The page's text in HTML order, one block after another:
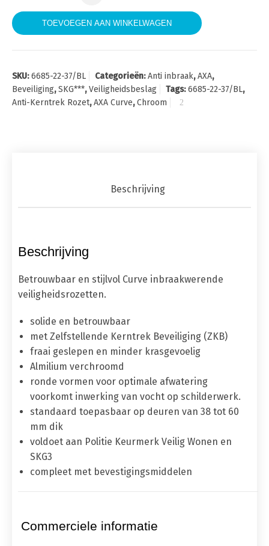
TOEVOEGEN AAN WINKELWAGEN
SKU:6685-22-37/BL Categorieën:Anti inbraak,AXA,
Beveiliging,SKG***,Veiligheidsbeslag Tags:6685-22-37/BL,
Anti-Kerntrek Rozet,AXA Curve,Chroom
Beschrijving
Beschrijving
Betrouwbaar en stijlvol Curve inbraakwerende
veiligheidsrozetten.
solide en betrouwbaar
met Zelfstellende Kerntrek Beveiliging (ZKB)
fraai geslepen en minder krasgevoelig
Almilium verchroomd
ronde vormen voor optimale afwatering
voorkomt inwerking van vocht op schilderwerk.
standaard toepasbaar op deuren van 38 tot 60
mm dik
voldoet aan Politie Keurmerk Veilig Wonen en
SKG3
compleet met bevestigingsmiddelen
Commerciele informatie